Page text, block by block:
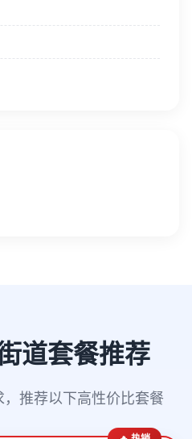
道套餐推荐
推荐以下高性价比套餐